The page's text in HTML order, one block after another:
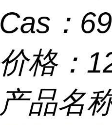
Cas：
价格：
产品名